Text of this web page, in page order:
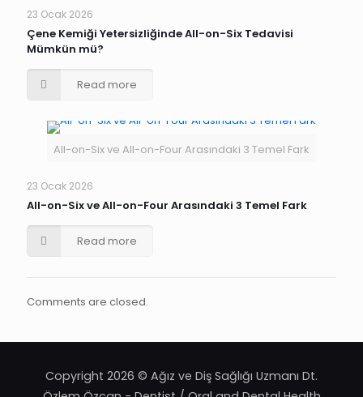
23 Ocak 2026
Çene Kemiği Yetersizliğinde All-on-Six Tedavisi
Mümkün mü?
Read more
All-on-Six ve All-on-Four Arasındaki 3 Temel Fark
23 Ocak 2026
All-on-Six ve All-on-Four Arasındaki 3 Temel Fark
Read more
Comments are closed.
Copyright 2026 © Ağız ve Diş Sağlığı Uzmanı Dt.